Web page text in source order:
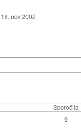
18. nov 2002
Sporočila
9